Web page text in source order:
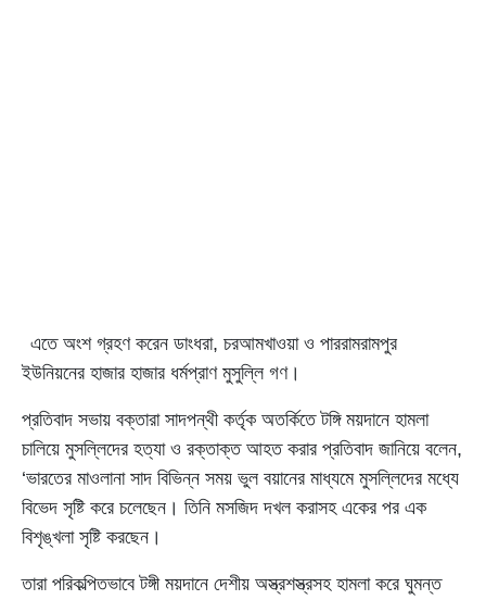
এতে অংশ গ্রহণ করেন ডাংধরা, চরআমখাওয়া ও পাররামরামপুর
ইউনিয়নের হাজার হাজার ধর্মপ্রাণ মুসুল্লি গণ।
প্রতিবাদ সভায় বক্তারা সাদপন্থী কর্তৃক অতর্কিতে টঙ্গি ময়দানে হামলা
চালিয়ে মুসল্লিদের হত্যা ও রক্তাক্ত আহত করার প্রতিবাদ জানিয়ে বলেন,
‘ভারতের মাওলানা সাদ বিভিন্ন সময় ভুল বয়ানের মাধ্যমে মুসল্লিদের মধ্যে
বিভেদ সৃষ্টি করে চলেছেন। তিনি মসজিদ দখল করাসহ একের পর এক
বিশৃঙ্খলা সৃষ্টি করছেন।
তারা পরিকল্পিতভাবে টঙ্গী ময়দানে দেশীয় অস্ত্রশস্ত্রসহ হামলা করে ঘুমন্ত